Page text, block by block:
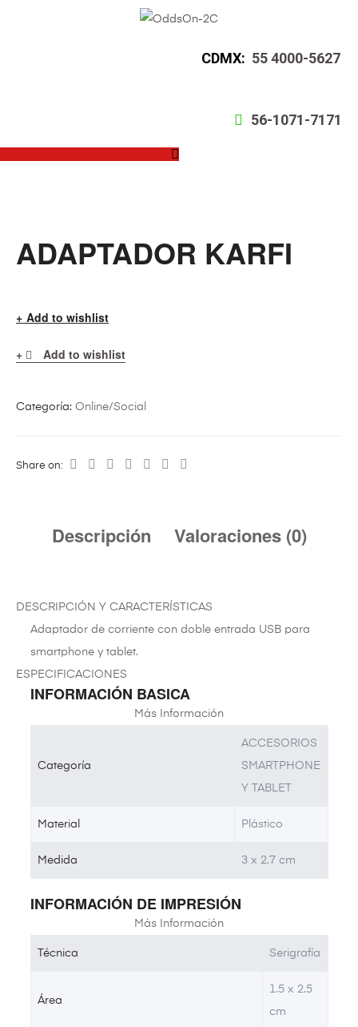
CDMX: 55 4000-5627
56-1071-7171
ADAPTADOR KARFI
Add to wishlist
Add to wishlist
Categoría: Online/Social
Share on:
Descripción Valoraciones (0)
DESCRIPCIÓN Y CARACTERÍSTICAS
Adaptador de corriente con doble entrada USB para
smartphone y tablet.
ESPECIFICACIONES
INFORMACIÓN BASICA
Más Información
Categoría
ACCESORIOS
SMARTPHONE
Y TABLET
Material Plástico
Medida 3 x 2.7 cm
INFORMACIÓN DE IMPRESIÓN
Más Información
Técnica Serigrafía
Área
1.5 x 2.5
cm